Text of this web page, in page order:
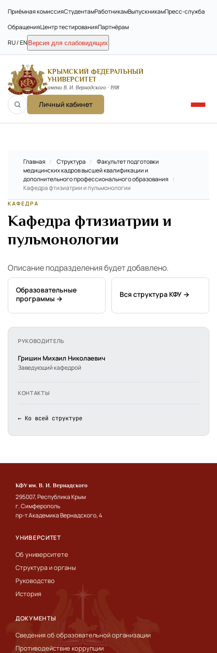
Приёмная комиссияСтудентамРаботникамВыпускникамПресс-служба
ОбращенияЦентр тестированияПартнёрам
RU / EN Версия для слабовидящих
КРЫМСКИЙ ФЕДЕРАЛЬНЫЙ
УНИВЕРСИТЕТ
имени В. И. Вернадского · 1918
Личный кабинет
Главная / Структура /
Факультет подготовки
медицинских кадров высшей квалификации и
дополнительного профессионального образования /
Кафедра фтизиатрии и пульмонологии
КАФЕДРА
Кафедра фтизиатрии и
пульмонологии
Описание подразделения будет добавлено.
Образовательные
программы →
Вся структура КФУ →
РУКОВОДИТЕЛЬ
Гришин Михаил Николаевич
Заведующий кафедрой
КОНТАКТЫ
← Ко всей структуре
КФУ им. В. И. Вернадского
295007, Республика Крым
г. Симферополь
пр-т Академика Вернадского, 4
УНИВЕРСИТЕТ
Об университете
Структура и органы
Руководство
История
ДОКУМЕНТЫ
Сведения об образовательной организации
Противодействие коррупции